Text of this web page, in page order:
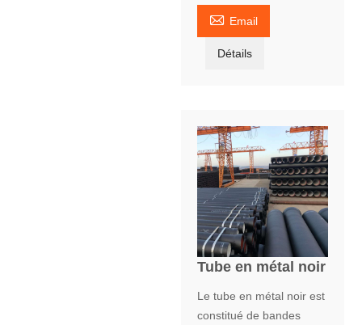
 Email
Détails
Tube en métal noir
Le tube en métal noir est
constitué de bandes